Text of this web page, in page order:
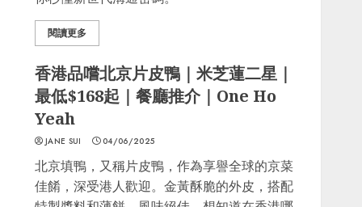
閱讀更多
香港品嚐北京片皮鴨｜米芝蓮二星｜
最低$168起｜餐廳推介｜One Ho
Yeah
JANE SUI 04/06/2025
北京填鴨，又稱片皮鴨，作為享譽全球的京菜
佳餚，深受港人歡迎。金黃酥脆的外皮，搭配